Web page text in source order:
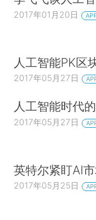
2017年01月20日
人工智能PK区
2017年05月27日
人工智能时代
2017年05月27日
英特尔紧盯AI
2017年05月25日